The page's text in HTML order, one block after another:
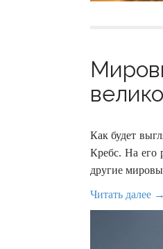
Как будет
Кребс. На его
другие
Читать далее →